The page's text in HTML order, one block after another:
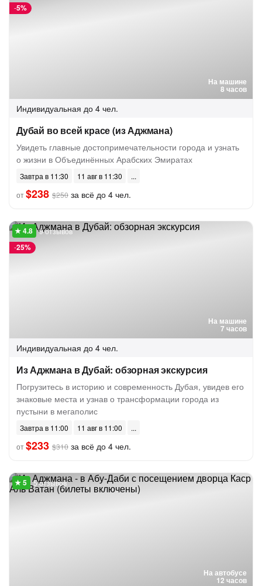
На машине
8 часов
-5%
Индивидуальная до 4 чел.
Дубай во всей красе (из Аджмана)
Увидеть главные достопримечательности города и узнать
о жизни в Объединённых Арабских Эмиратах
Завтра в 11:30
11 авг в 11:30
от$238 $250 за всё до 4 чел.
На машине
7 часов
-25%
9 отзывов
Индивидуальная до 4 чел.
Из Аджмана в Дубай: обзорная экскурсия
Погрузитесь в историю и современность Дубая, увидев его
знаковые места и узнав о трансформации города из
пустыни в мегаполис
Завтра в 11:00
11 авг в 11:00
от$233 $310 за всё до 4 чел.
На автобусе
12 часов
5 отзывов